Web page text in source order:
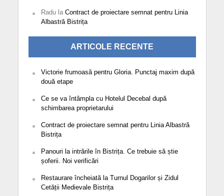
Radula Contract de proiectare semnat pentru Linia
Albastră Bistrița
ARTICOLE RECENTE
Victorie frumoasă pentru Gloria. Punctaj maxim după
două etape
Ce se va întâmpla cu Hotelul Decebal după
schimbarea proprietarului
Contract de proiectare semnat pentru Linia Albastră
Bistrița
Panouri la intrările în Bistrița. Ce trebuie să știe
șoferii. Noi verificări
Restaurare încheiată la Turnul Dogarilor și Zidul
Cetății Medievale Bistrița